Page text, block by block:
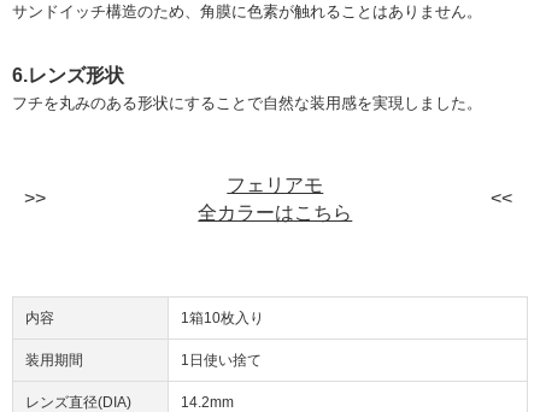
サンドイッチ構造のため、角膜に色素が触れることはありません。
6.レンズ形状
フチを丸みのある形状にすることで自然な装用感を実現しました。
フェリアモ
全カラーはこちら
内容 1箱10枚入り
装用期間 1日使い捨て
レンズ直径(DIA) 14.2mm